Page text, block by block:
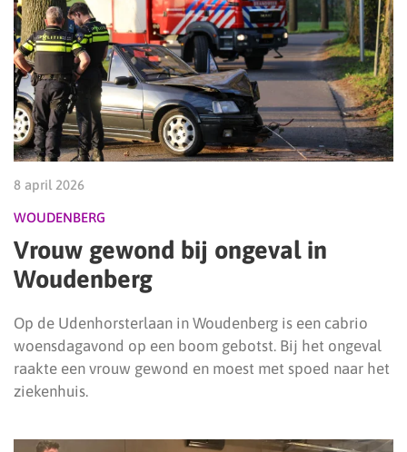
8 april 2026
WOUDENBERG
Vrouw gewond bij ongeval in
Woudenberg
Op de Udenhorsterlaan in Woudenberg is een cabrio
woensdagavond op een boom gebotst. Bij het ongeval
raakte een vrouw gewond en moest met spoed naar het
ziekenhuis.